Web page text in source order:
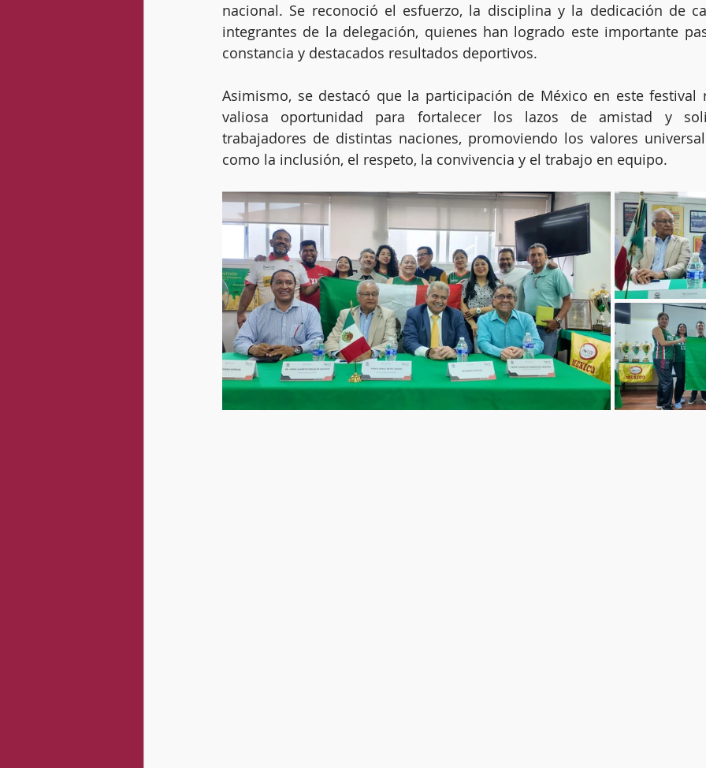
nacional. Se reconoció el esfuerzo, la disciplina y la dedicación de
integrantes de la delegación, quienes han logrado este importante
constancia y destacados resultados deportivos.
Asimismo, se destacó que la participación de México en este festival
valiosa oportunidad para fortalecer los lazos de amistad y
trabajadores de distintas naciones, promoviendo los valores
como la inclusión, el respeto, la convivencia y el trabajo en equipo.